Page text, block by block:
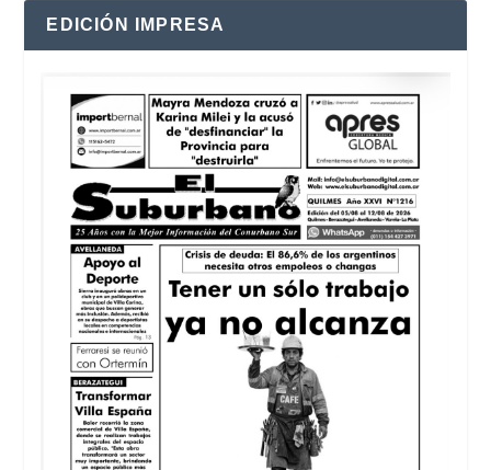
EDICIÓN IMPRESA